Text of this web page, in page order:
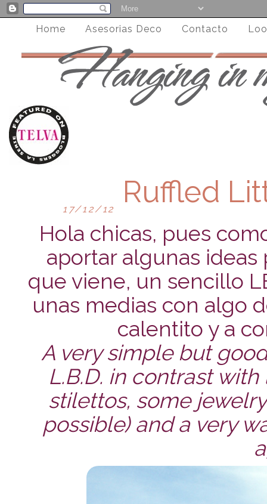
Home Asesorias Deco Contacto
17/12/12 Ruffled
Hola chicas, pues
aportar algunas ideas
que viene, un sencillo
unas medias con algo
calentito y a
A very simple but
L.B.D. in contrast
stilettos, some
possible) and a very